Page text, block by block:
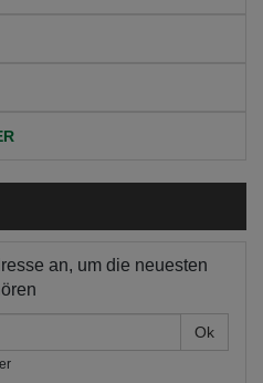
an, um die neuesten